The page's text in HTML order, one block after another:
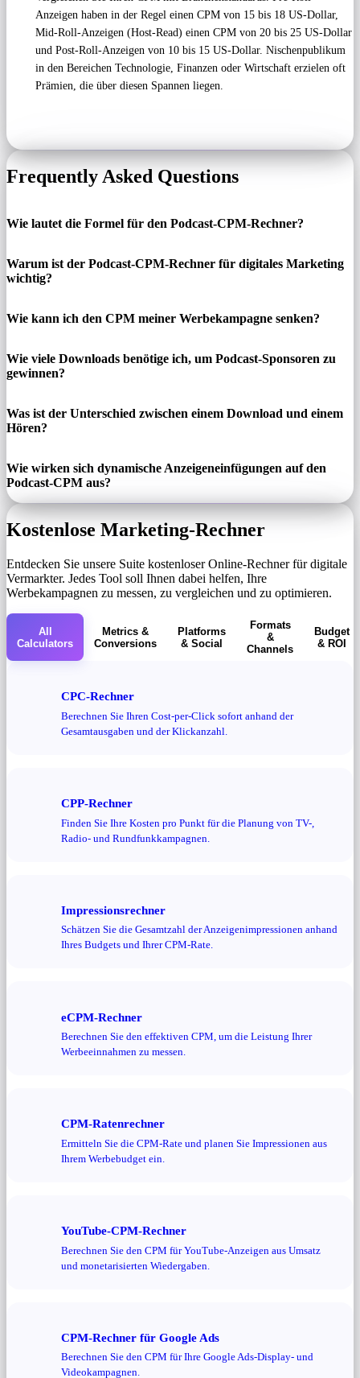
Anzeigen haben in der Regel einen CPM von 15 bis 18 US-Dollar,
Mid-Roll-Anzeigen (Host-Read) einen CPM von 20 bis 25 US-Dollar
und Post-Roll-Anzeigen von 10 bis 15 US-Dollar. Nischenpublikum
in den Bereichen Technologie, Finanzen oder Wirtschaft erzielen oft
Prämien, die über diesen Spannen liegen.
Frequently Asked Questions
Wie lautet die Formel für den Podcast-CPM-Rechner?
Warum ist der Podcast-CPM-Rechner für digitales Marketing
wichtig?
Wie kann ich den CPM meiner Werbekampagne senken?
Wie viele Downloads benötige ich, um Podcast-Sponsoren zu
gewinnen?
Was ist der Unterschied zwischen einem Download und einem
Hören?
Wie wirken sich dynamische Anzeigeneinfügungen auf den
Podcast-CPM aus?
Kostenlose Marketing-Rechner
Entdecken Sie unsere Suite kostenloser Online-Rechner für digitale
Vermarkter. Jedes Tool soll Ihnen dabei helfen, Ihre
Werbekampagnen zu messen, zu vergleichen und zu optimieren.
All
Calculators
Metrics &
Conversions
Platforms
& Social
Formats
&
Channels
Budget
& ROI
CPC-Rechner
Berechnen Sie Ihren Cost-per-Click sofort anhand der
Gesamtausgaben und der Klickanzahl.
CPP-Rechner
Finden Sie Ihre Kosten pro Punkt für die Planung von TV-,
Radio- und Rundfunkkampagnen.
Impressionsrechner
Schätzen Sie die Gesamtzahl der Anzeigenimpressionen anhand
Ihres Budgets und Ihrer CPM-Rate.
eCPM-Rechner
Berechnen Sie den effektiven CPM, um die Leistung Ihrer
Werbeeinnahmen zu messen.
CPM-Ratenrechner
Ermitteln Sie die CPM-Rate und planen Sie Impressionen aus
Ihrem Werbebudget ein.
YouTube-CPM-Rechner
Berechnen Sie den CPM für YouTube-Anzeigen aus Umsatz
und monetarisierten Wiedergaben.
CPM-Rechner für Google Ads
Berechnen Sie den CPM für Ihre Google Ads-Display- und
Videokampagnen.